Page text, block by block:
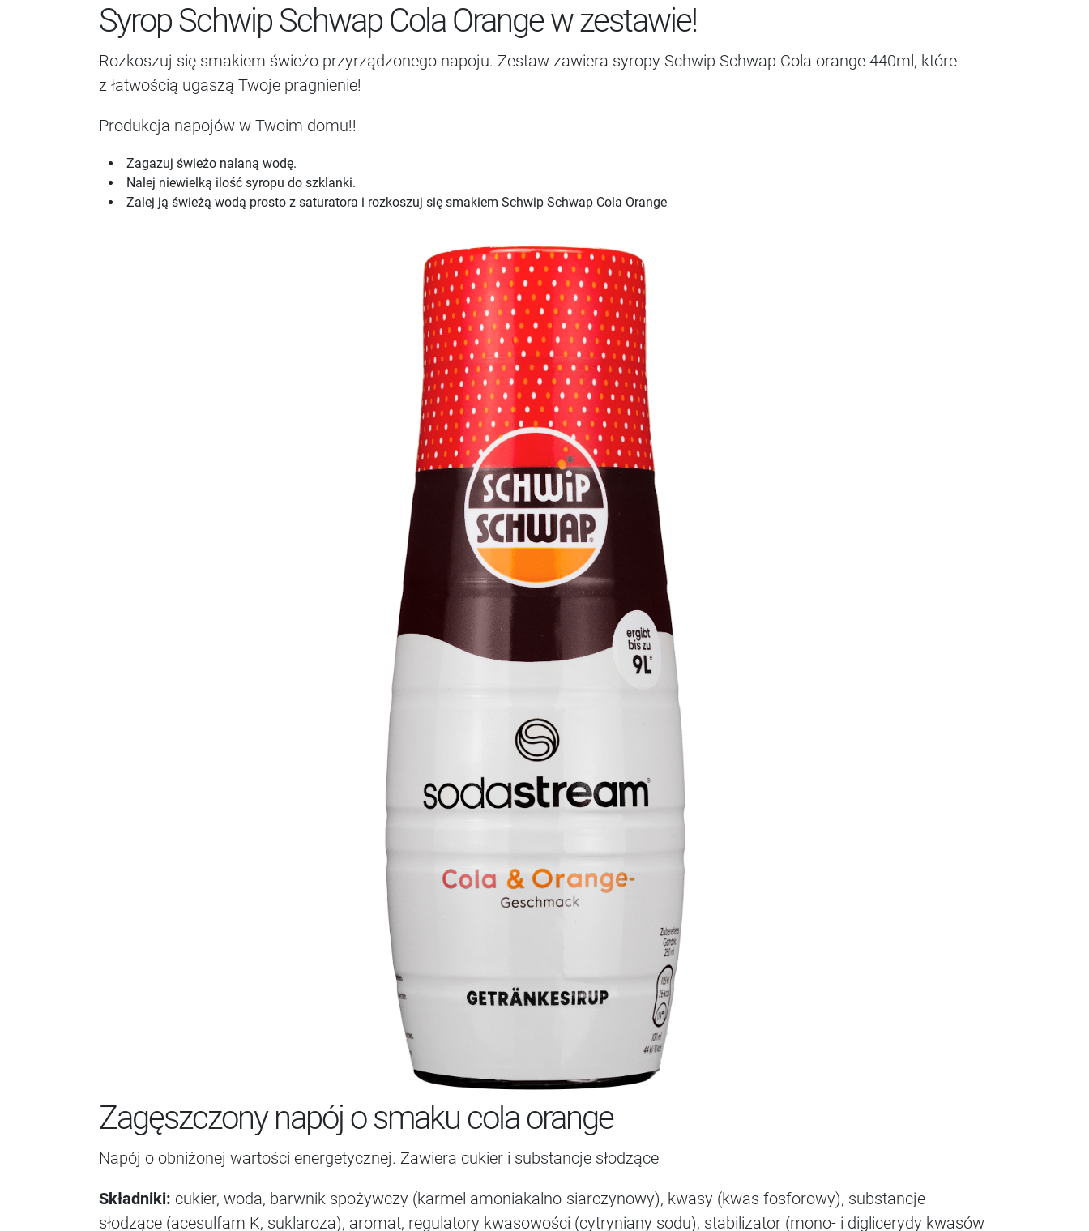
Syrop Schwip Schwap Cola Orange w zestawie!
Rozkoszuj się smakiem świeżo przyrządzonego napoju. Zestaw zawiera syropy Schwip Schwap Cola orange 440ml, które
z łatwością ugaszą Twoje pragnienie!
Produkcja napojów w Twoim domu!!
Zagazuj świeżo nalaną wodę.
Nalej niewielką ilość syropu do szklanki.
Zalej ją świeżą wodą prosto z saturatora i rozkoszuj się smakiem Schwip Schwap Cola Orange
Zagęszczony napój o smaku cola orange
Napój o obniżonej wartości energetycznej. Zawiera cukier i substancje słodzące
Składniki: cukier, woda, barwnik spożywczy (karmel amoniakalno-siarczynowy), kwasy (kwas fosforowy), substancje
słodzące (acesulfam K, suklaroza), aromat, regulatory kwasowości (cytryniany sodu), stabilizator (mono- i diglicerydy kwasów